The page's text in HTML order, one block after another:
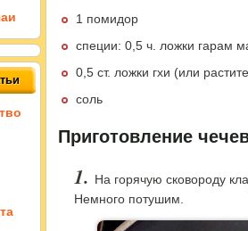
1 помидор
специи: 0,5 ч. ложки гарам
0,5 ст. ложки гхи (или
соль
Приготовление
На горячую сковороду
Немного потушим.